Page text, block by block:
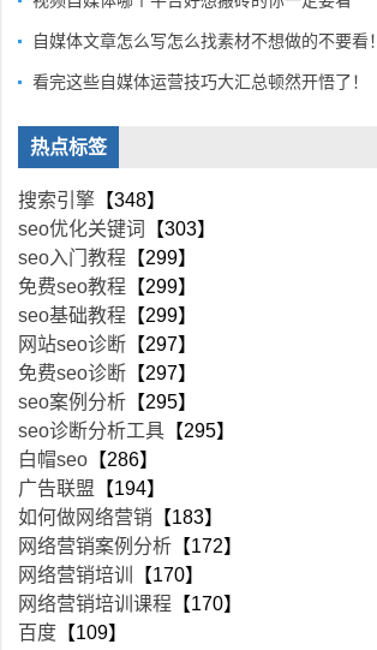
自媒体文章怎么写怎么找素材不想做的不要看！
看完这些自媒体运营技巧大汇总顿然开悟了！
热点标签
搜索引擎 【348】
seo优化关键词
【303】
seo入门教程 【299】
免费seo教程 【299】
seo基础教程 【299】
网站seo诊断 【297】
免费seo诊断 【297】
seo案例分析 【295】
seo诊断分析工具 【295】
白帽seo 【286】
广告联盟 【194】
如何做网络营销 【183】
网络营销案例分析 【172】
网络营销培训
【170】
网络营销培训课程 【170】
百度 【109】